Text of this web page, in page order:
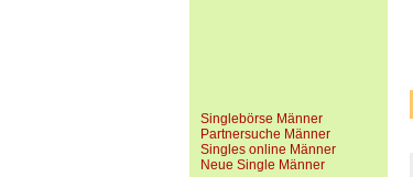
Singlebörse Männer
Partnersuche Männer
Singles online Männer
Neue Single Männer